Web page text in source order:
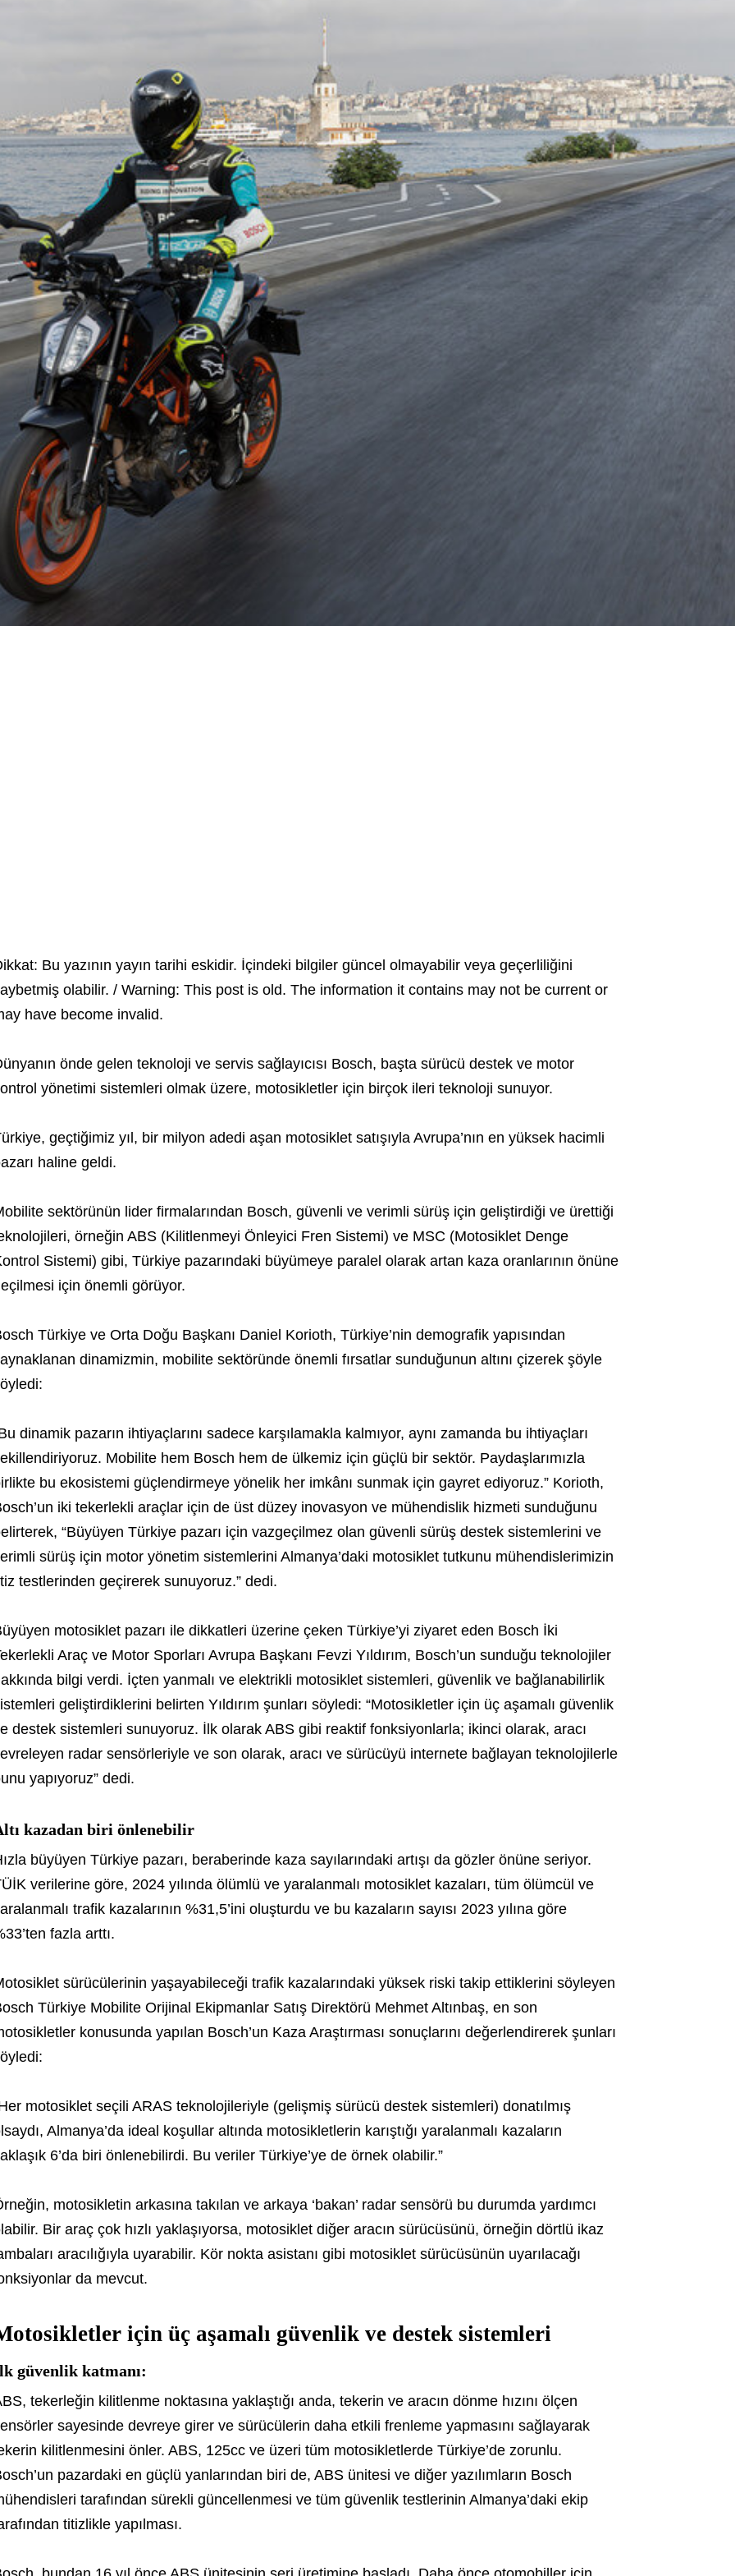
Bu yazının yayın tarihi eskidir. İçindeki bilgiler güncel olmayabilir veya geçerliliğini
olabilir. / Warning: This post is old. The information it contains may not be current or
have become invalid.
önde gelen teknoloji ve servis sağlayıcısı Bosch, başta sürücü destek ve motor
yönetimi sistemleri olmak üzere, motosikletler için birçok ileri teknoloji sunuyor.
geçtiğimiz yıl, bir milyon adedi aşan motosiklet satışıyla Avrupa’nın en yüksek hacimli
haline geldi.
sektörünün lider firmalarından Bosch, güvenli ve verimli sürüş için geliştirdiği ve ürettiği
örneğin ABS (Kilitlenmeyi Önleyici Fren Sistemi) ve MSC (Motosiklet Denge
Sistemi) gibi, Türkiye pazarındaki büyümeye paralel olarak artan kaza oranlarının önüne
için önemli görüyor.
Türkiye ve Orta Doğu Başkanı Daniel Korioth, Türkiye’nin demografik yapısından
dinamizmin, mobilite sektöründe önemli fırsatlar sunduğunun altını çizerek şöyle
dinamik pazarın ihtiyaçlarını sadece karşılamakla kalmıyor, aynı zamanda bu ihtiyaçları
Mobilite hem Bosch hem de ülkemiz için güçlü bir sektör. Paydaşlarımızla
bu ekosistemi güçlendirmeye yönelik her imkânı sunmak için gayret ediyoruz.” Korioth,
iki tekerlekli araçlar için de üst düzey inovasyon ve mühendislik hizmeti sunduğunu
“Büyüyen Türkiye pazarı için vazgeçilmez olan güvenli sürüş destek sistemlerini ve
sürüş için motor yönetim sistemlerini Almanya’daki motosiklet tutkunu mühendislerimizin
testlerinden geçirerek sunuyoruz.” dedi.
motosiklet pazarı ile dikkatleri üzerine çeken Türkiye’yi ziyaret eden Bosch İki
Araç ve Motor Sporları Avrupa Başkanı Fevzi Yıldırım, Bosch’un sunduğu teknolojiler
bilgi verdi. İçten yanmalı ve elektrikli motosiklet sistemleri, güvenlik ve bağlanabilirlik
geliştirdiklerini belirten Yıldırım şunları söyledi: “Motosikletler için üç aşamalı güvenlik
destek sistemleri sunuyoruz. İlk olarak ABS gibi reaktif fonksiyonlarla; ikinci olarak, aracı
radar sensörleriyle ve son olarak, aracı ve sürücüyü internete bağlayan teknolojilerle
yapıyoruz” dedi.
kazadan biri önlenebilir
büyüyen Türkiye pazarı, beraberinde kaza sayılarındaki artışı da gözler önüne seriyor.
verilerine göre, 2024 yılında ölümlü ve yaralanmalı motosiklet kazaları, tüm ölümcül ve
trafik kazalarının %31,5’ini oluşturdu ve bu kazaların sayısı 2023 yılına göre
fazla arttı.
sürücülerinin yaşayabileceği trafik kazalarındaki yüksek riski takip ettiklerini söyleyen
Türkiye Mobilite Orijinal Ekipmanlar Satış Direktörü Mehmet Altınbaş, en son
konusunda yapılan Bosch’un Kaza Araştırması sonuçlarını değerlendirerek şunları
motosiklet seçili ARAS teknolojileriyle (gelişmiş sürücü destek sistemleri) donatılmış
Almanya’da ideal koşullar altında motosikletlerin karıştığı yaralanmalı kazaların
6’da biri önlenebilirdi. Bu veriler Türkiye’ye de örnek olabilir.”
motosikletin arkasına takılan ve arkaya ‘bakan’ radar sensörü bu durumda yardımcı
Bir araç çok hızlı yaklaşıyorsa, motosiklet diğer aracın sürücüsünü, örneğin dörtlü ikaz
aracılığıyla uyarabilir. Kör nokta asistanı gibi motosiklet sürücüsünün uyarılacağı
da mevcut.
için üç aşamalı güvenlik ve destek sistemleri
güvenlik katmanı:
tekerleğin kilitlenme noktasına yaklaştığı anda, tekerin ve aracın dönme hızını ölçen
sayesinde devreye girer ve sürücülerin daha etkili frenleme yapmasını sağlayarak
kilitlenmesini önler. ABS, 125cc ve üzeri tüm motosikletlerde Türkiye’de zorunlu.
pazardaki en güçlü yanlarından biri de, ABS ünitesi ve diğer yazılımların Bosch
tarafından sürekli güncellenmesi ve tüm güvenlik testlerinin Almanya’daki ekip
titizlikle yapılması.